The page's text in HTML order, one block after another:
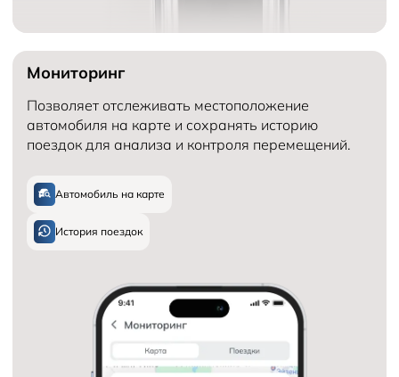
Мониторинг
Позволяет отслеживать местоположение
автомобиля на карте и сохранять историю
поездок для анализа и контроля перемещений.
Автомобиль на карте
История поездок